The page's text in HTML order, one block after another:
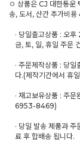
ㅇ 상품은 CJ 대한통
송, 도서, 산간 추가비
· 당일출고상품 : 오
금, 토, 일, 휴일 주문
· 주문제작상품 : 당
다.(제작기간에서 휴
· 재고보유상품 : 주
6953-8469)
· 당일 발송 제품과
료 후 합배송 됩니다.